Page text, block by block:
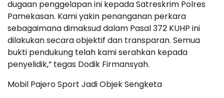
dugaan penggelapan ini kepada Satreskrim Polres
Pamekasan. Kami yakin penanganan perkara
sebagaimana dimaksud dalam Pasal 372 KUHP ini
dilakukan secara objektif dan transparan. Semua
bukti pendukung telah kami serahkan kepada
penyelidik,” tegas Dodik Firmansyah.
Mobil Pajero Sport Jadi Objek Sengketa